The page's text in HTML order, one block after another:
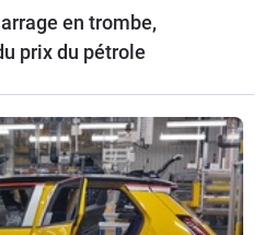
en trombe,
prix du pétrole